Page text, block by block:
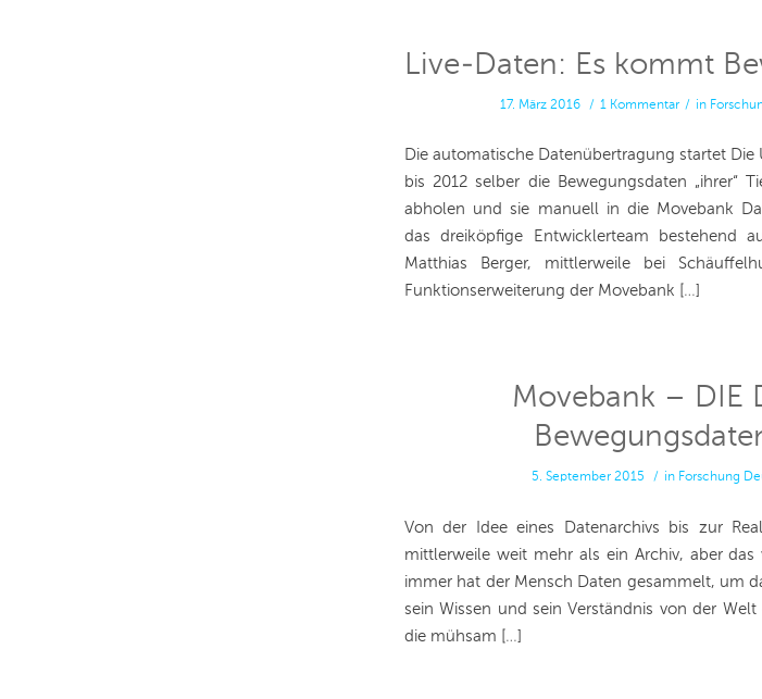
Live-Daten: Es kommt
17. März 2016 / 1 Kommentar / in
Die automatische Datenübertragung startet
bis 2012 selber die Bewegungsdaten „ihrer“
abholen und sie manuell in die Movebank
das dreiköpfige Entwicklerteam bestehend
Matthias Berger, mittlerweile bei
Funktionserweiterung der Movebank […]
Movebank – DIE
5. September 2015 / in Forschung
Von der Idee eines Datenarchivs bis zur
mittlerweile weit mehr als ein Archiv, aber
immer hat der Mensch Daten gesammelt, um
sein Wissen und sein Verständnis von der
die mühsam […]